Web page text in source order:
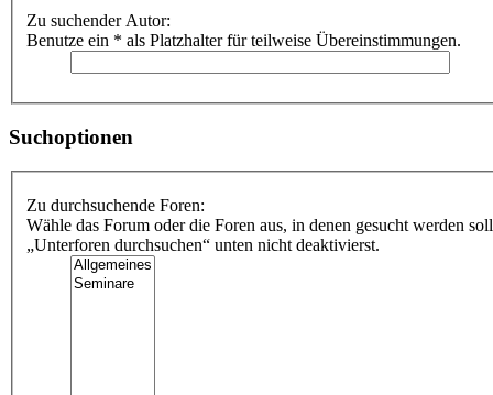
Zu suchender Autor:
Benutze ein * als Platzhalter für teilweise Übereinstimmungen.
Suchoptionen
Zu durchsuchende Foren:
Wähle das Forum oder die Foren aus, in denen gesucht werden
„Unterforen durchsuchen“ unten nicht deaktivierst.